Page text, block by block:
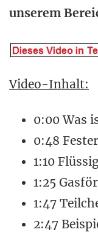
unserem
Video-Inhalt:
0:00 Was
0:48
1:10
1:25
1:47
2:47